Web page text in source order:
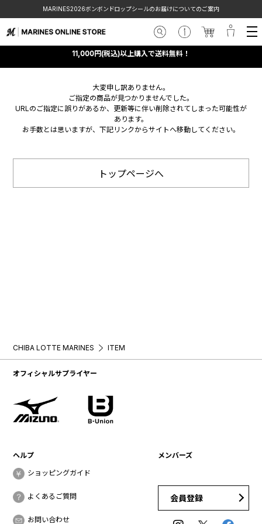
MARINES2026ボンボンドロップシールのお届けについてのご案内
11,000円(税込)以上購入で送料無料！
大変申し訳ありません。
ご指定の商品が見つかりませんでした。
URLのご指定に誤りがあるか、更新等に伴い削除されてしまった可能性が
あります。
お手数とは思いますが、下記リンクからサイトへ移動してください。
トップページへ
CHIBA LOTTE MARINES ITEM
オフィシャルサプライヤー
ヘルプ
ショッピングガイド
よくあるご質問
お問い合わせ
メンバーズ
会員登録